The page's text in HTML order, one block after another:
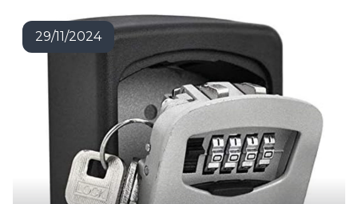
FAIRE
GÉRER
L'AGENCE
ACTUALITÉ
29/11/2024